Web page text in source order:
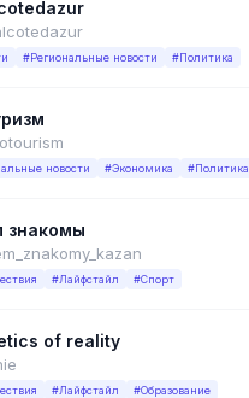
#Региональные новости #Политика
новости #Экономика #Политика
знакомы
#Лайфстайл #Спорт
of reality
#Лайфстайл #Образование